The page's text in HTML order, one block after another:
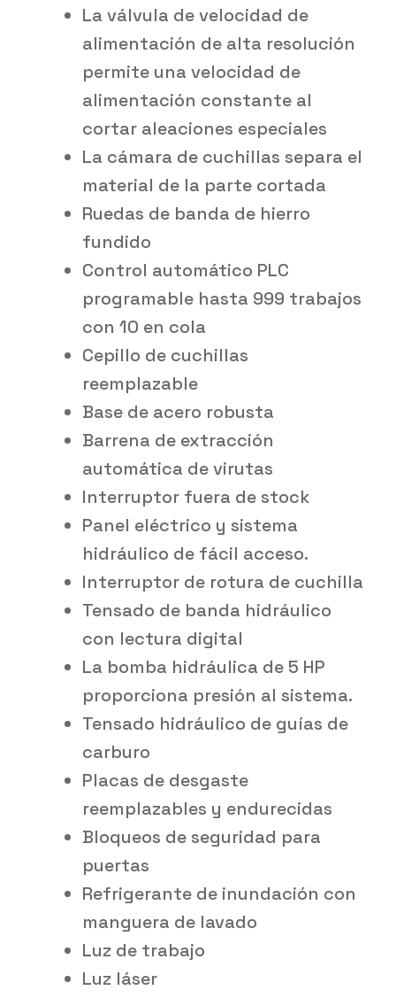
La válvula de velocidad de
alimentación de alta resolución
permite una velocidad de
alimentación constante al
cortar aleaciones especiales
La cámara de cuchillas separa el
material de la parte cortada
Ruedas de banda de hierro
fundido
Control automático PLC
programable hasta 999 trabajos
con 10 en cola
Cepillo de cuchillas
reemplazable
Base de acero robusta
Barrena de extracción
automática de virutas
Interruptor fuera de stock
Panel eléctrico y sistema
hidráulico de fácil acceso.
Interruptor de rotura de cuchilla
Tensado de banda hidráulico
con lectura digital
La bomba hidráulica de 5 HP
proporciona presión al sistema.
Tensado hidráulico de guías de
carburo
Placas de desgaste
reemplazables y endurecidas
Bloqueos de seguridad para
puertas
Refrigerante de inundación con
manguera de lavado
Luz de trabajo
Luz láser